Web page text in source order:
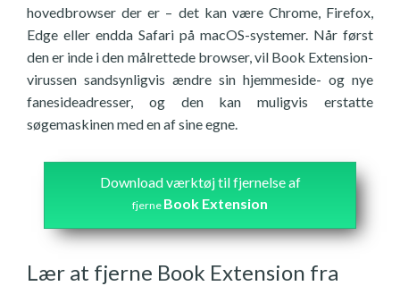
hovedbrowser der er – det kan være Chrome, Firefox,
Edge eller endda Safari på macOS-systemer. Når først
den er inde i den målrettede browser, vil Book Extension-
virussen sandsynligvis ændre sin hjemmeside- og nye
fanesideadresser, og den kan muligvis erstatte
søgemaskinen med en af sine egne.
Download værktøj til fjernelse af
fjerne Book Extension
Lær at fjerne Book Extension fra